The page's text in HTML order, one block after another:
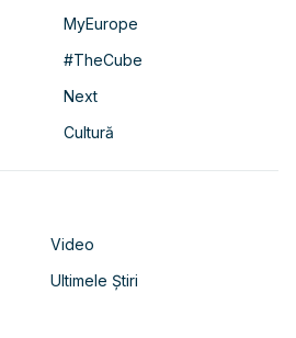
MyEurope
#TheCube
Next
Cultură
Video
Ultimele Știri